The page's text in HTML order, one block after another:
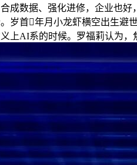
成数据、强化进修，企业也
岁首年月小龙虾横空出生避
上AI系的时候。罗福莉认为